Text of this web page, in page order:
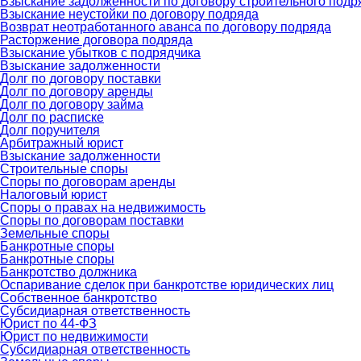
Взыскание неустойки по договору подряда
Возврат неотработанного аванса по договору подряда
Расторжение договора подряда
Взыскание убытков с подрядчика
Взыскание задолженности
Долг по договору поставки
Долг по договору аренды
Долг по договору займа
Долг по расписке
Долг поручителя
Арбитражный юрист
Взыскание задолженности
Строительные споры
Споры по договорам аренды
Налоговый юрист
Споры о правах на недвижимость
Споры по договорам поставки
Земельные споры
Банкротные споры
Банкротные споры
Банкротство должника
Оспаривание сделок при банкротстве юридических лиц
Собственное банкротство
Субсидиарная ответственность
Юрист по 44-ФЗ
Юрист по недвижимости
Субсидиарная ответственность